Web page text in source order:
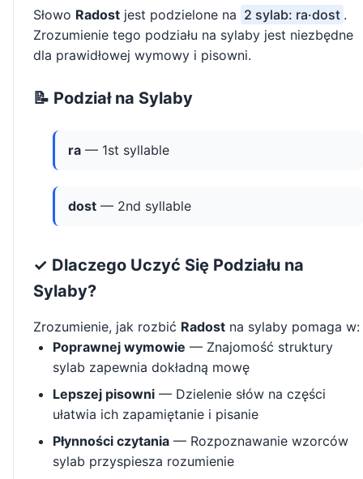
Słowo Radost jest podzielone na 2 sylab: ra·dost .
Zrozumienie tego podziału na sylaby jest niezbędne
dla prawidłowej wymowy i pisowni.
📝 Podział na Sylaby
ra — 1st syllable
dost — 2nd syllable
✓ Dlaczego Uczyć Się Podziału na
Sylaby?
Zrozumienie, jak rozbić Radost na sylaby pomaga w:
Poprawnej wymowie — Znajomość struktury
sylab zapewnia dokładną mowę
Lepszej pisowni — Dzielenie słów na części
ułatwia ich zapamiętanie i pisanie
Płynności czytania — Rozpoznawanie wzorców
sylab przyspiesza rozumienie